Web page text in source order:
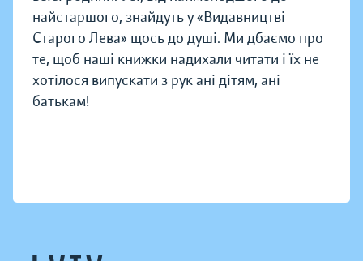
найстаршого, знайдуть у «Видавництві
Старого Лева» щось до душі. Ми дбаємо про
те, щоб наші книжки надихали читати і їх не
хотілося випускати з рук ані дітям, ані
батькам!